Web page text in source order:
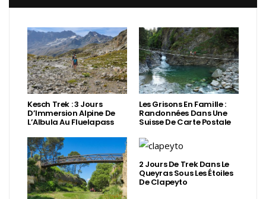
Kesch Trek : 3 Jours
D’Immersion Alpine De
L’Albula Au Fluelapass
Les Grisons En Famille :
Randonnées Dans Une
Suisse De Carte Postale
2 Jours De Trek Dans Le
Queyras Sous Les Étoiles
De Clapeyto